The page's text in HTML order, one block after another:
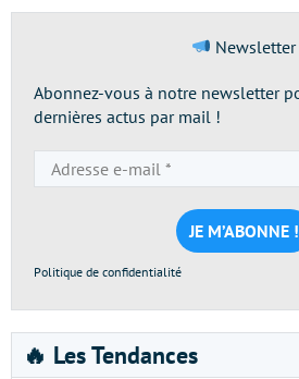
Newsletter
Abonnez-vous à notre newsletter
dernières actus par mail !
e-
mail
*
Politique de confidentialité
🔥 Les Tendances